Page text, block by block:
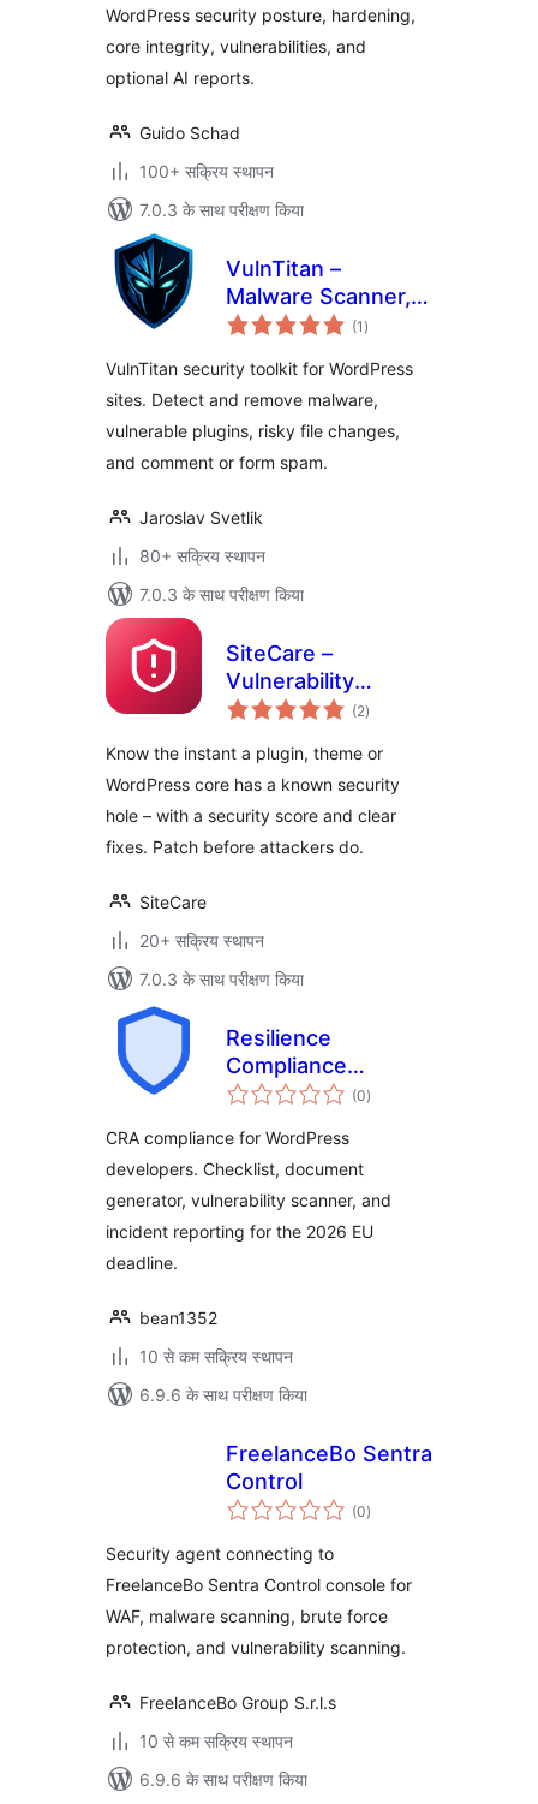
WordPress security posture, hardening,
core integrity, vulnerabilities, and
optional AI reports.
Guido Schad
100+ सक्रिय स्थापन
7.0.3 के साथ परीक्षण किया
VulnTitan –
Malware Scanner,
Vulnerability(1 कुल
दर)
VulnTitan security toolkit for WordPress
sites. Detect and remove malware,
vulnerable plugins, risky file changes,
and comment or form spam.
Jaroslav Svetlik
80+ सक्रिय स्थापन
7.0.3 के साथ परीक्षण किया
SiteCare –
Vulnerability
Scanner
(2कुल
दर)
Know the instant a plugin, theme or
WordPress core has a known security
hole – with a security score and clear
fixes. Patch before attackers do.
SiteCare
20+ सक्रिय स्थापन
7.0.3 के साथ परीक्षण किया
Resilience
Compliance
Manager
(0कुल
दर)
CRA compliance for WordPress
developers. Checklist, document
generator, vulnerability scanner, and
incident reporting for the 2026 EU
deadline.
bean1352
10 से कम सक्रिय स्थापन
6.9.6 के साथ परीक्षण किया
FreelanceBo Sentra
Control
(0कुल
दर)
Security agent connecting to
FreelanceBo Sentra Control console for
WAF, malware scanning, brute force
protection, and vulnerability scanning.
FreelanceBo Group S.r.l.s
10 से कम सक्रिय स्थापन
6.9.6 के साथ परीक्षण किया